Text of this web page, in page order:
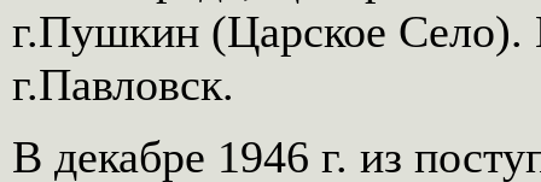
г.Пушкин (Царское
г.Павловск.
В декабре 1946 г. из